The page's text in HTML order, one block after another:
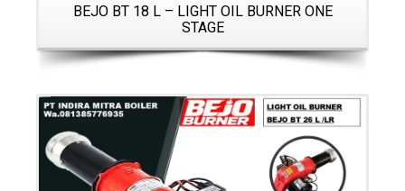
BEJO BT 18 L – LIGHT OIL BURNER ONE
STAGE
Details